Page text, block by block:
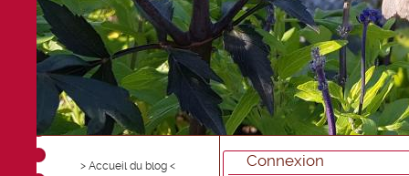
> Accueil du blog < Connexion